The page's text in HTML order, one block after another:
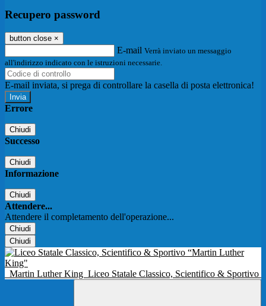
Recupero password
button close ×
E-mail Verrà inviato un messaggio
all'indirizzo indicato con le istruzioni necessarie.
E-mail inviata, si prega di controllare la casella di posta elettronica!
Errore
Chiudi
Successo
Chiudi
Informazione
Chiudi
Attendere...
Attendere il completamento dell'operazione...
Chiudi
Chiudi
Martin Luther King Liceo Statale Classico, Scientifico & Sportivo